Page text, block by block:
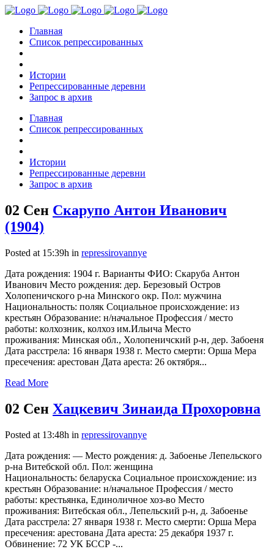
Главная
Список репрессированных
Истории
Репрессированные деревни
Запрос в архив
Главная
Список репрессированных
Истории
Репрессированные деревни
Запрос в архив
02 Сен Скарупо Антон Иванович
(1904)
Posted at 15:39h in repressirovannye
Дата рождения: 1904 г. Варианты ФИО: Скаруба Антон
Иванович Место рождения: дер. Березовый Остров
Холопеничского р-на Минского окр. Пол: мужчина
Национальность: поляк Социальное происхождение: из
крестьян Образование: н/начальное Профессия / место
работы: колхозник, колхоз им.Ильича Место
проживания: Минская обл., Холопеничский р-н, дер. Забоеня
Дата расстрела: 16 января 1938 г. Место смерти: Орша Мера
пресечения: арестован Дата ареста: 26 октября...
Read More
02 Сен Хацкевич Зинаида Прохоровна
Posted at 13:48h in repressirovannye
Дата рождения: — Место рождения: д. Забоенье Лепельского
р-на Витебской обл. Пол: женщина
Национальность: беларуска Социальное происхождение: из
крестьян Образование: н/начальное Профессия / место
работы: крестьянка, Единоличное хоз-во Место
проживания: Витебская обл., Лепельский р-н, д. Забоенье
Дата расстрела: 27 января 1938 г. Место смерти: Орша Мера
пресечения: арестована Дата ареста: 25 декабря 1937 г.
Обвинение: 72 УК БССР -...